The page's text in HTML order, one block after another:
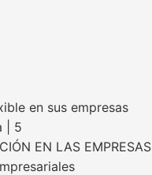
en sus empresas
| 5
EN LAS EMPRESAS